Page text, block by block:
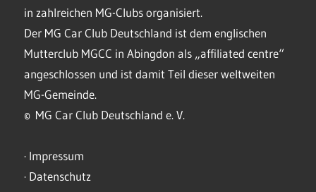
in zahlreichen MG-Clubs organisiert.
Der MG Car Club Deutschland ist dem englischen
Mutterclub MGCC in Abingdon als „affiliated centre“
angeschlossen und ist damit Teil dieser weltweiten
MG-Gemeinde.
© MG Car Club Deutschland e. V.
· Impressum
· Datenschutz